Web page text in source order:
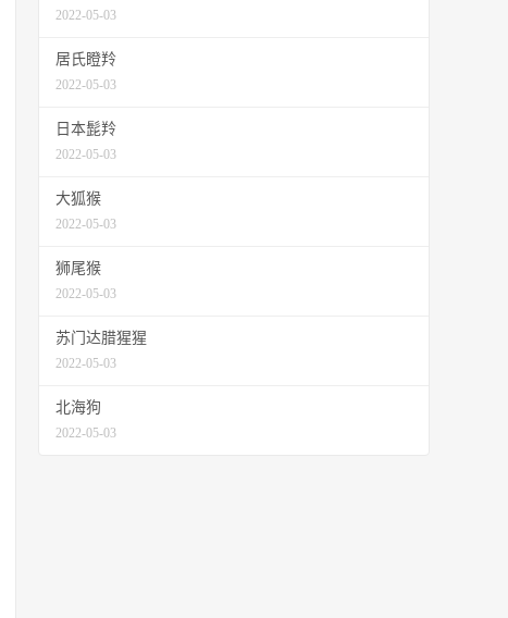
2022-05-03
居氏瞪羚
2022-05-03
日本髭羚
2022-05-03
大狐猴
2022-05-03
狮尾猴
2022-05-03
苏门达腊猩猩
2022-05-03
北海狗
2022-05-03